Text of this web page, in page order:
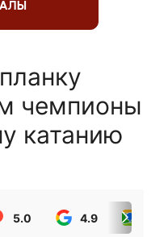
чемпионы
катанию
5.0 4.9